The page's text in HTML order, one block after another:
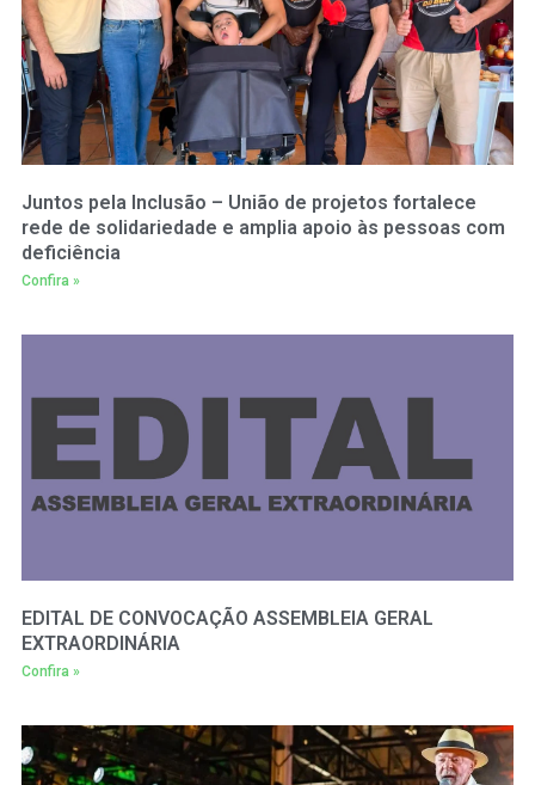
Juntos pela Inclusão – União de projetos fortalece
rede de solidariedade e amplia apoio às pessoas com
deficiência
Confira »
EDITAL DE CONVOCAÇÃO ASSEMBLEIA GERAL
EXTRAORDINÁRIA
Confira »